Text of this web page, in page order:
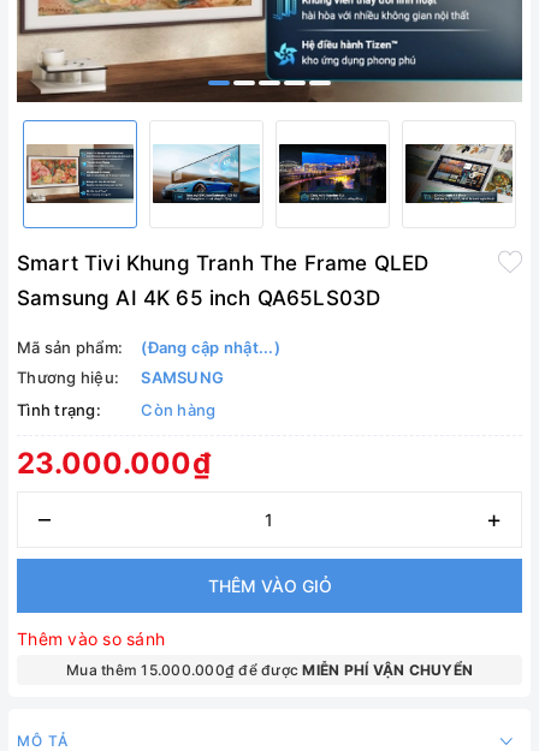
Smart Tivi Khung Tranh The Frame QLED
Samsung AI 4K 65 inch QA65LS03D
Mã sản phẩm:
(Đang cập nhật...)
Thương hiệu:
SAMSUNG
Tình trạng:
Còn hàng
23.000.000₫
– +
THÊM VÀO GIỎ
Thêm vào so sánh
Mua thêm 15.000.000₫ để đượcMIỄN PHÍ VẬN CHUYỂN
MÔ TẢ